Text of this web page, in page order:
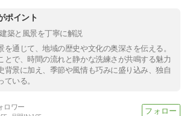
ポイント
築と風景を丁寧に解説
を通じて、地域の歴史や文化の奥深さを伝える。
とで、時間の流れと静かな洗練さが共鳴する魅力
背景に加え、季節や風情も巧みに盛り込み、独自
いる。